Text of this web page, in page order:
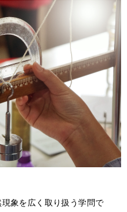
象を広く取り扱う学問で